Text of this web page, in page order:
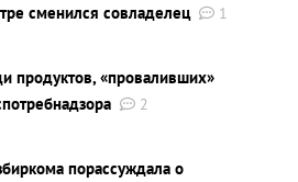
сменился совладелец
1
продуктов, «проваливших»
2
порассуждала о